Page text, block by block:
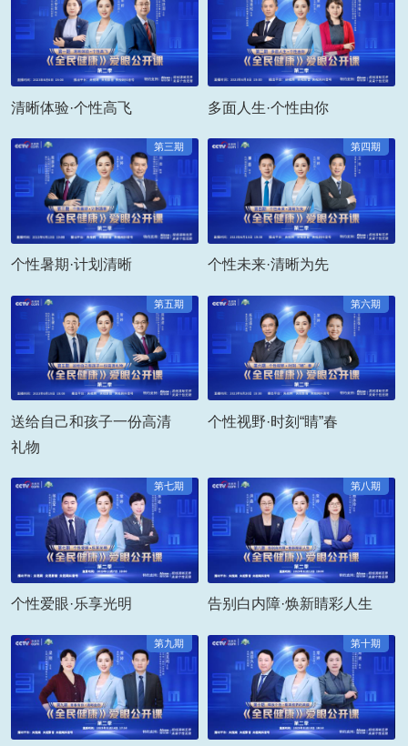
清晰体验·个性高飞 多面人生·个性由你
第三期
个性暑期·计划清晰
第四期
个性未来·清晰为先
第五期
送给自己和孩子一份高清
礼物
第六期
个性视野·时刻“睛”春
第七期
个性爱眼·乐享光明
第八期
告别白内障·焕新睛彩人生
第九期 第十期